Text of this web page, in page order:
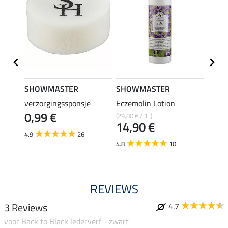
SHOWMASTER
verzorgingssponsje
0,99 €
4.9 26
SHOWMASTER
Eczemolin Lotion
(29,80 € / 1 l)
14,90 €
4.8 10
REVIEWS
3 Reviews
4.7
voor Back to Black lederverf - zwart